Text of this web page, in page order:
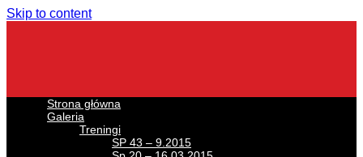
Skip to content
Strona główna
Galeria
Treningi
SP 43 – 9.2015